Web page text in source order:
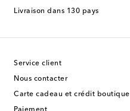
Livraison dans 130 pays
Service client
Nous contacter
Carte cadeau et crédit boutique